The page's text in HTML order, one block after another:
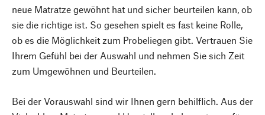
neue Matratze gewöhnt hat und sicher beurteilen kann, ob
sie die richtige ist. So gesehen spielt es fast keine Rolle,
ob es die Möglichkeit zum Probeliegen gibt. Vertrauen Sie
Ihrem Gefühl bei der Auswahl und nehmen Sie sich Zeit
zum Umgewöhnen und Beurteilen.
Bei der Vorauswahl sind wir Ihnen gern behilflich. Aus der